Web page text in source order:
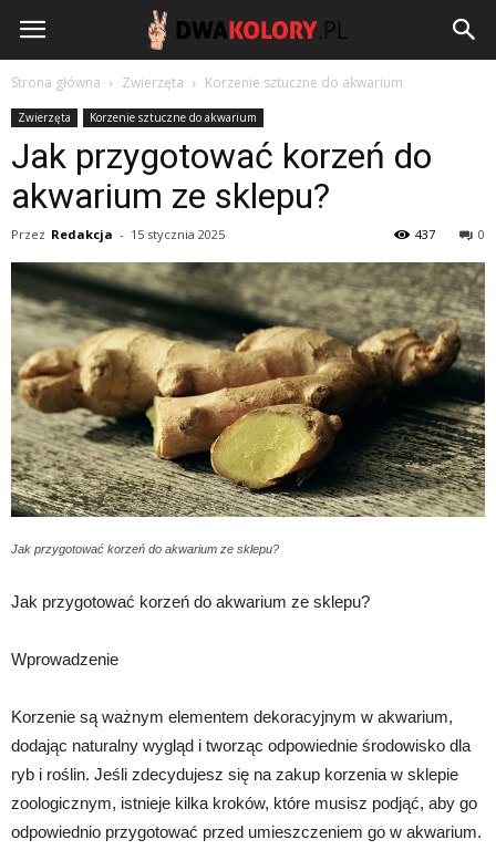
DwaKolory.pl
Strona główna Zwierzęta Korzenie sztuczne do akwarium
Zwierzęta Korzenie sztuczne do akwarium
Jak przygotować korzeń do
akwarium ze sklepu?
Przez Redakcja - 15 stycznia 2025 0
437
Jak przygotować korzeń do akwarium ze sklepu?
Jak przygotować korzeń do akwarium ze sklepu?
Wprowadzenie
Korzenie są ważnym elementem dekoracyjnym w akwarium,
dodając naturalny wygląd i tworząc odpowiednie środowisko dla
ryb i roślin. Jeśli zdecydujesz się na zakup korzenia w sklepie
zoologicznym, istnieje kilka kroków, które musisz podjąć, aby go
odpowiednio przygotować przed umieszczeniem go w akwarium.